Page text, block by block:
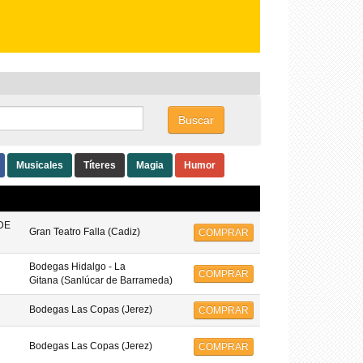
Buscar
Musicales Títeres Magia Humor
Gran Teatro Falla (Cadiz) COMPRAR
Bodegas Hidalgo - La
Gitana (Sanlúcar de Barrameda)
COMPRAR
Bodegas Las Copas (Jerez) COMPRAR
Bodegas Las Copas (Jerez) COMPRAR